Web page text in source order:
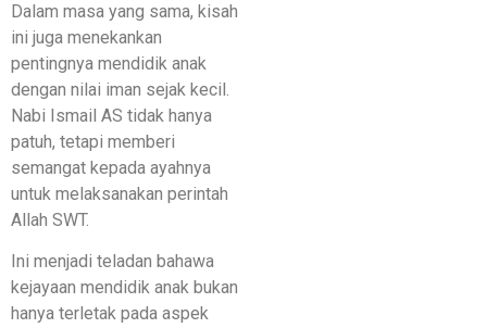
Dalam masa yang sama, kisah
ini juga menekankan
pentingnya mendidik anak
dengan nilai iman sejak kecil.
Nabi Ismail AS tidak hanya
patuh, tetapi memberi
semangat kepada ayahnya
untuk melaksanakan perintah
Allah SWT.
Ini menjadi teladan bahawa
kejayaan mendidik anak bukan
hanya terletak pada aspek